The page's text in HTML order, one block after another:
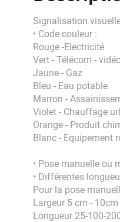
Signalisation
• Code couleur :
Rouge -Electricité
Vert - Télécom -
Jaune - Gaz
Bleu - Eau potable
Marron -
Violet - Chauffage
Orange - Produit
Blanc - Equipement
• Pose manuelle ou
• Différentes
Pour la pose
Largeur 5 cm -
Longueur 25-100-